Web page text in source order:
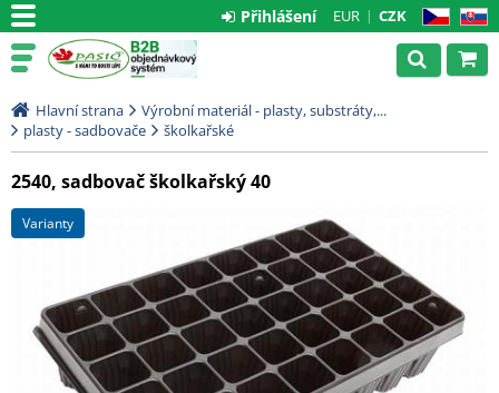
CZ SK
EUR CZK
Přihlášení
Hlavní strana
Výrobní materiál - plasty, substráty,...
plasty - sadbovače
školkařské
2540, sadbovač školkařský 40
varianty